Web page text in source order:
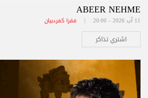
ABEER NEHME
11 آب 2026 - 20:00 | فقرا كفردبيان
اشتري تذاكر